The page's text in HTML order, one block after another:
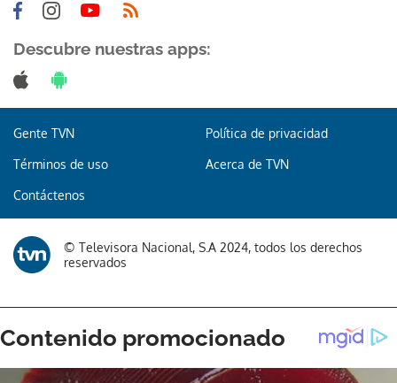
Gracias por suscribirte a nuestro boletín.
ACEPTAR
Descubre nuestras apps:
Gente TVN Política de privacidad
Términos de uso Acerca de TVN
Contáctenos
© Televisora Nacional, S.A 2024, todos los derechos
reservados